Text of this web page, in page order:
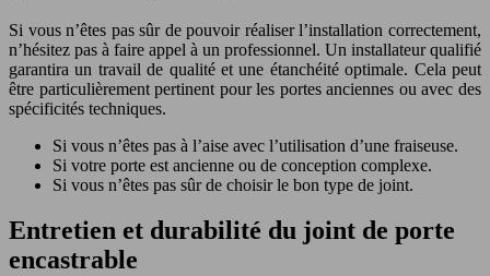
Si vous n’êtes pas sûr de pouvoir réaliser l’installation correctement,
n’hésitez pas à faire appel à un professionnel. Un installateur qualifié
garantira un travail de qualité et une étanchéité optimale. Cela peut
être particulièrement pertinent pour les portes anciennes ou avec des
spécificités techniques.
Si vous n’êtes pas à l’aise avec l’utilisation d’une fraiseuse.
Si votre porte est ancienne ou de conception complexe.
Si vous n’êtes pas sûr de choisir le bon type de joint.
Entretien et durabilité du joint de porte
encastrable